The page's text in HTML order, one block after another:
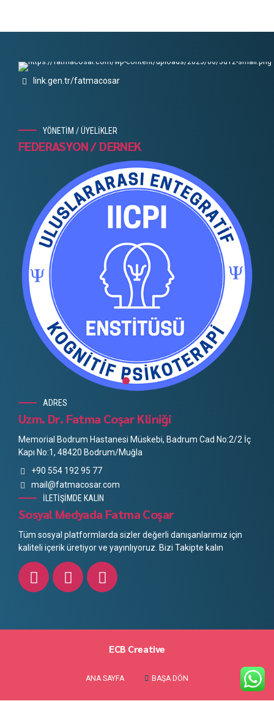
link.gen.tr/fatmacosar
YÖNETİM / ÜYELİKLER
FEDERASYON / DERNEK
ADRES
Uzm. Dr. Fatma Coşar Kliniği
Memorial Bodrum Hastanesi Müskebi, Badrum Cad No:2/2 İç
Kapı No:1, 48420 Bodrum/Muğla
+90 554 192 95 77
mail@fatmacosar.com
İLETİŞİMDE KALIN
Sosyal Medyada Fatma Coşar
Tüm sosyal platformlarda sizler değerli danışanlarımız için
kaliteli içerik üretiyor ve yayınlıyoruz. Bizi Takipte kalın
ECB Creative
ANA SAYFA BAŞA DÖN